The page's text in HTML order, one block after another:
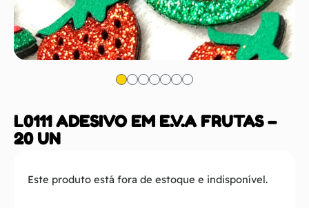
L0111 ADESIVO EM E.V.A FRUTAS –
20 UN
Este produto está fora de estoque e indisponível.